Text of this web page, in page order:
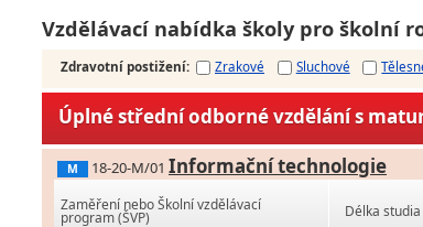
Vzdělávací nabídka školy pro školní
Zdravotní postižení: Zrakové Sluchové
Úplné střední odborné vzdělání s
M 18-20-M/01 Informační technologie
Zaměření nebo Školní vzdělávací
program (ŠVP) Délka studia